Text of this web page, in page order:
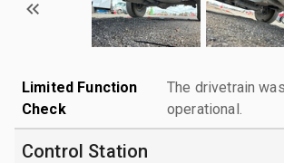
Limited Function
Check
The drivetrain was
operational.
Control Station